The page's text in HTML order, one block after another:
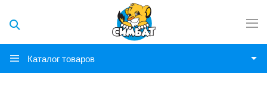
Каталог товаров